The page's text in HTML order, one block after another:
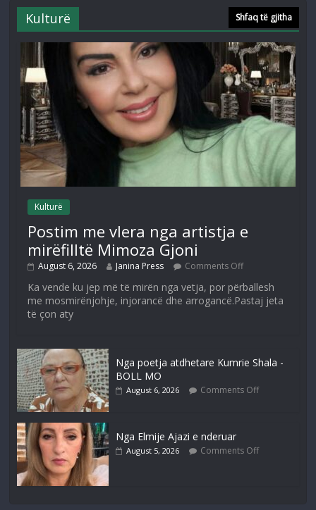
Kulturë Shfaq të gjitha
Kulturë
Postim me vlera nga artistja e
mirëfilltë Mimoza Gjoni
August 6, 2026 Janina Press Comments Off
Ka vende ku jep më të mirën nga vetja, por përballesh
me mosmirënjohje, injorancë dhe arrogancë.Pastaj jeta
të çon aty
Nga poetja atdhetare Kumrie Shala -
BOLL MO
August 6, 2026 Comments Off
Nga Elmije Ajazi e nderuar
August 5, 2026 Comments Off